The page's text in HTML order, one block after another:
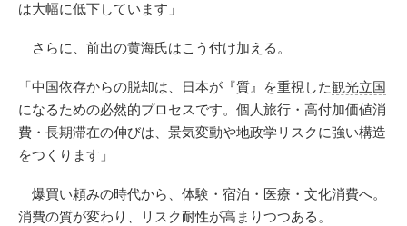
は大幅に低下しています」
さらに、前出の黄海氏はこう付け加える。
「中国依存からの脱却は、日本が『質』を重視した観光立国
になるための必然的プロセスです。個人旅行・高付加価値消
費・長期滞在の伸びは、景気変動や地政学リスクに強い構造
をつくります」
爆買い頼みの時代から、体験・宿泊・医療・文化消費へ。
消費の質が変わり、リスク耐性が高まりつつある。